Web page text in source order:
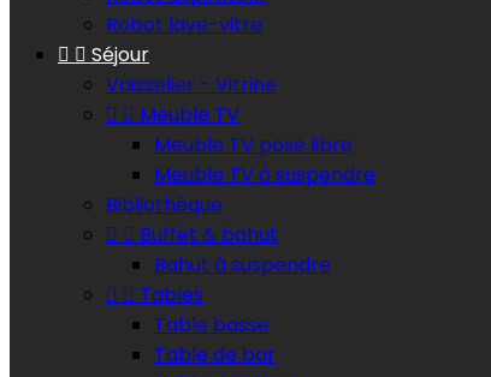
Robot lave-vitre
  Séjour
Vaisselier - Vitrine
  Meuble TV
Meuble TV pose libre
Meuble TV à suspendre
Bibliothèque
  Buffet & bahut
Bahut à suspendre
  Tables
Table basse
Table de bar